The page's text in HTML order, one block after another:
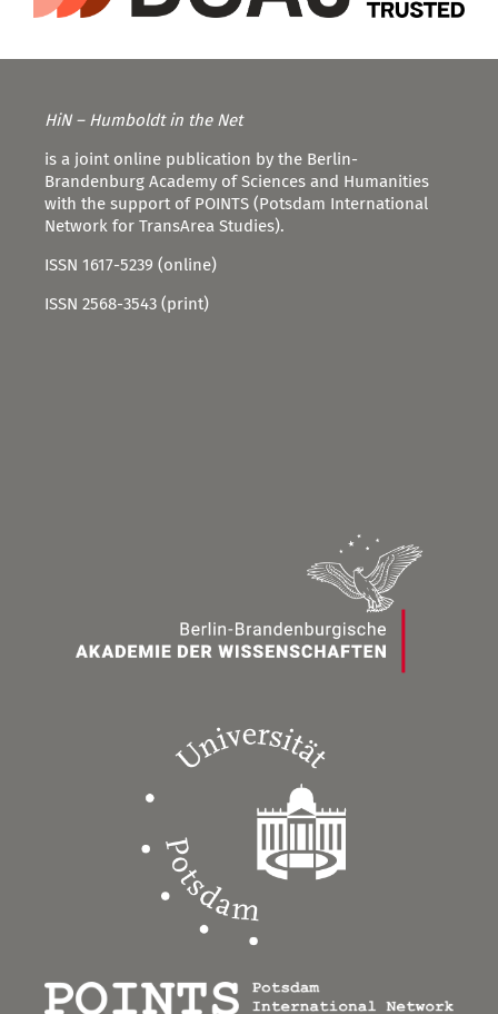
HiN – Humboldt in the Net
is a joint online publication by the Berlin-
Brandenburg Academy of Sciences and Humanities
with the support of POINTS (Potsdam International
Network for TransArea Studies).
ISSN 1617-5239 (online)
ISSN 2568-3543 (print)